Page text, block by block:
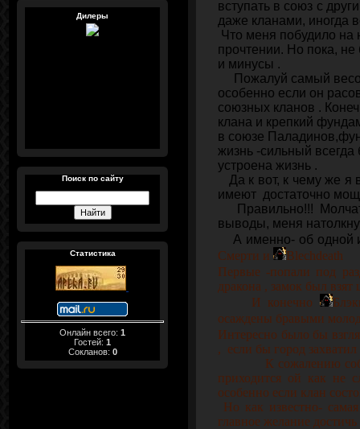
Дилеры
Поиск по сайту
Статистика
Онлайн всего: 1
Гостей: 1
Сокланов: 0
вступать в союз с
даже кланами, иногда
Что меня побудило на
прочтении. Но пока,
и минусы .
Пожалуй самый
особенно если он
союзных кланов .
клана и крепкий
в союзе
жизнь -сильный всегда
устроена жизнь .
Да к вот, к чему же я
имеют достаточно
Правильно!!!
выводы, меня
А именно- об одной
Смерти и
Blechdeath
Первые -попали под
дракона , замок был
И конечно
осаждены бравыми
Интересно было бы
, если бы город
К сожалению
приходится ой как не
особенно если клан
Но как известно-
главное желание